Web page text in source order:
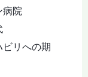
院
リへの期